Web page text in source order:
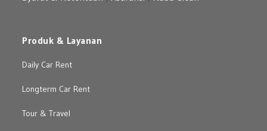
Produk & Layanan
Daily Car Rent
Longterm Car Rent
Tour & Travel